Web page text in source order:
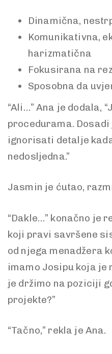
Dinamična,
Komunikativna,
harizmatična
Fokusirana na
Sposobna da
“Ali…” Ana je dodala,
procedurama.
ignorisati detalje
nedosljedna.”
Jasmin je ćutao,
“Dakle…” konačno je
koji pravi savršene
od njega menadžera
imamo Josipu koja je
je držimo na poziciji
projekte?”
“Tačno,” rekla je Ana.